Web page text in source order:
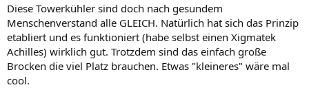
Diese Towerkühler sind doch nach gesundem
Menschenverstand alle GLEICH. Natürlich hat sich das Prinzip
etabliert und es funktioniert (habe selbst einen Xigmatek
Achilles) wirklich gut. Trotzdem sind das einfach große
Brocken die viel Platz brauchen. Etwas "kleineres" wäre mal
cool.